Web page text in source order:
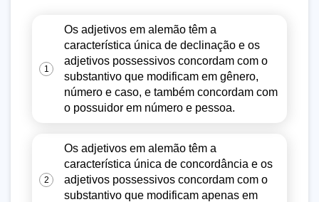
1
Os adjetivos em alemão têm a
característica única de declinação e os
adjetivos possessivos concordam com o
substantivo que modificam em gênero,
número e caso, e também concordam com
o possuidor em número e pessoa.
2
Os adjetivos em alemão têm a
característica única de concordância e os
adjetivos possessivos concordam com o
substantivo que modificam apenas em